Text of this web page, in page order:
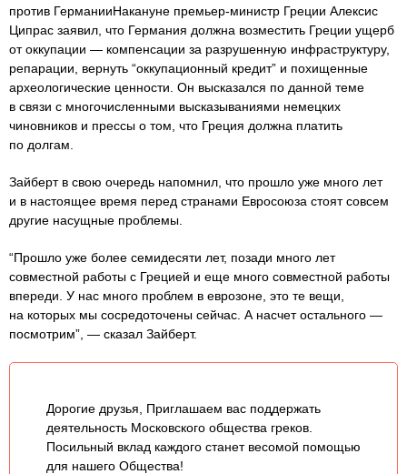
против ГерманииНакануне премьер-министр Греции Алексис
Ципрас заявил, что Германия должна возместить Греции ущерб
от оккупации — компенсации за разрушенную инфраструктуру,
репарации, вернуть “оккупационный кредит” и похищенные
археологические ценности. Он высказался по данной теме
в связи с многочисленными высказываниями немецких
чиновников и прессы о том, что Греция должна платить
по долгам.
Зайберт в свою очередь напомнил, что прошло уже много лет
и в настоящее время перед странами Евросоюза стоят совсем
другие насущные проблемы.
“Прошло уже более семидесяти лет, позади много лет
совместной работы с Грецией и еще много совместной работы
впереди. У нас много проблем в еврозоне, это те вещи,
на которых мы сосредоточены сейчас. А насчет остального —
посмотрим”, — сказал Зайберт.
Дорогие друзья, Приглашаем вас поддержать
деятельность Московского общества греков.
Посильный вклад каждого станет весомой помощью
для нашего Общества!